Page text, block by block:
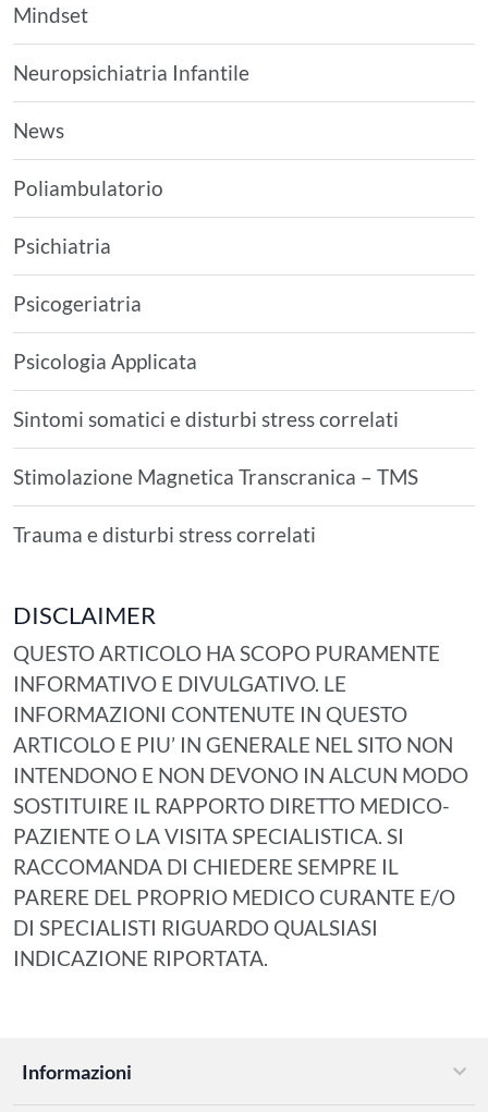
Mindset
Neuropsichiatria Infantile
News
Poliambulatorio
Psichiatria
Psicogeriatria
Psicologia Applicata
Sintomi somatici e disturbi stress correlati
Stimolazione Magnetica Transcranica – TMS
Trauma e disturbi stress correlati
DISCLAIMER
QUESTO ARTICOLO HA SCOPO PURAMENTE
INFORMATIVO E DIVULGATIVO. LE
INFORMAZIONI CONTENUTE IN QUESTO
ARTICOLO E PIU’ IN GENERALE NEL SITO NON
INTENDONO E NON DEVONO IN ALCUN MODO
SOSTITUIRE IL RAPPORTO DIRETTO MEDICO-
PAZIENTE O LA VISITA SPECIALISTICA. SI
RACCOMANDA DI CHIEDERE SEMPRE IL
PARERE DEL PROPRIO MEDICO CURANTE E/O
DI SPECIALISTI RIGUARDO QUALSIASI
INDICAZIONE RIPORTATA.
Informazioni